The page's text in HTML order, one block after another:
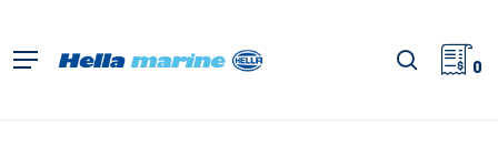
springen
Menü Suche
0